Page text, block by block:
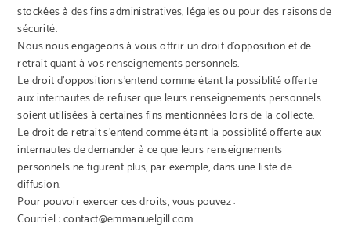
stockées à des fins administratives, légales ou pour des raisons de
sécurité.
Nous nous engageons à vous offrir un droit d’opposition et de
retrait quant à vos renseignements personnels.
Le droit d’opposition s’entend comme étant la possiblité offerte
aux internautes de refuser que leurs renseignements personnels
soient utilisées à certaines fins mentionnées lors de la collecte.
Le droit de retrait s’entend comme étant la possiblité offerte aux
internautes de demander à ce que leurs renseignements
personnels ne figurent plus, par exemple, dans une liste de
diffusion.
Pour pouvoir exercer ces droits, vous pouvez :
Courriel : contact@emmanuelgill.com